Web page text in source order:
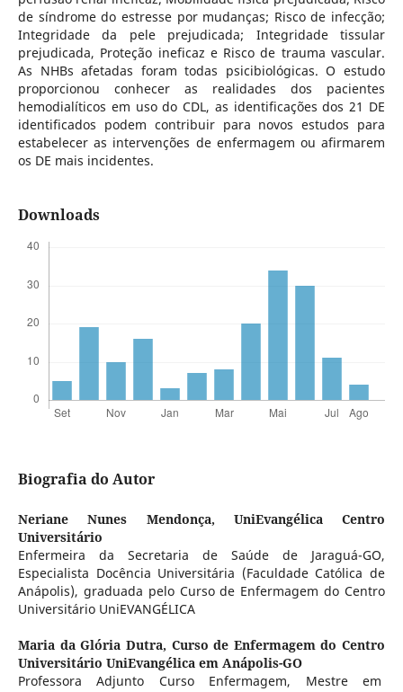
de síndrome do estresse por mudanças; Risco de infecção;
Integridade da pele prejudicada; Integridade tissular
prejudicada, Proteção ineficaz e Risco de trauma vascular.
As NHBs afetadas foram todas psicibiológicas. O estudo
proporcionou conhecer as realidades dos pacientes
hemodialíticos em uso do CDL, as identificações dos 21 DE
identificados podem contribuir para novos estudos para
estabelecer as intervenções de enfermagem ou afirmarem
os DE mais incidentes.
Downloads
Biografia do Autor
Neriane Nunes Mendonça, UniEvangélica Centro
Universitário
Enfermeira da Secretaria de Saúde de Jaraguá-GO,
Especialista Docência Universitária (Faculdade Católica de
Anápolis), graduada pelo Curso de Enfermagem do Centro
Universitário UniEVANGÉLICA
Maria da Glória Dutra, Curso de Enfermagem do Centro
Universitário UniEvangélica em Anápolis-GO
Professora Adjunto Curso Enfermagem, Mestre em